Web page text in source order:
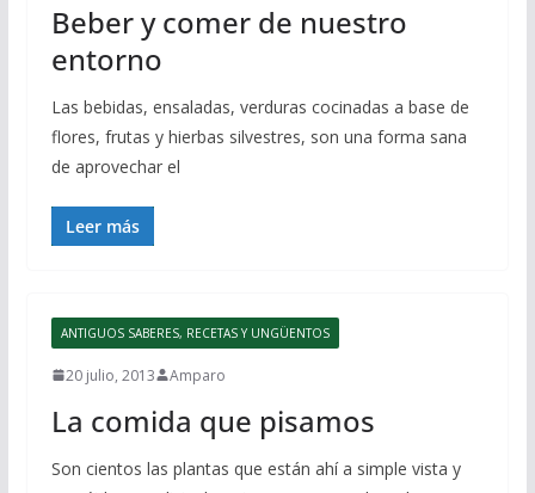
Beber y comer de nuestro
entorno
Las bebidas, ensaladas, verduras cocinadas a base de
flores, frutas y hierbas silvestres, son una forma sana
de aprovechar el
Leer más
ANTIGUOS SABERES, RECETAS Y UNGÜENTOS
20 julio, 2013 Amparo
La comida que pisamos
Son cientos las plantas que están ahí a simple vista y